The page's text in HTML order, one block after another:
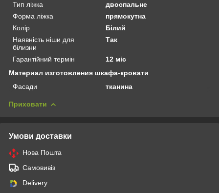
Тип ліжка
двоспальне
Форма ліжка
прямокутна
Колір
Білий
Наявність ніши для
білизни
Так
Гарантійний термін
12 міс
Материал изготовления шкафа-кровати
Фасади
тканина
Приховати
Умови доставки
Нова Пошта
Самовивіз
Delivery